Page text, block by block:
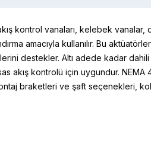
kontrol vanaları, kelebek
amacıyla kullanılır. Bu
destekler. Altı adede kadar
akış kontrolü için uygundur.
braketleri ve şaft seçenekleri,